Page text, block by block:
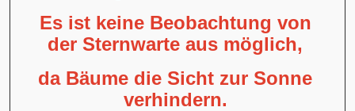
Es ist keine Beobachtung von
der Sternwarte aus möglich,
da Bäume die Sicht zur Sonne
verhindern.